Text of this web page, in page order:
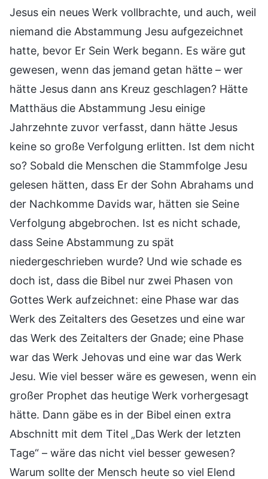
Jesus ein neues Werk vollbrachte, und auch, weil
niemand die Abstammung Jesu aufgezeichnet
hatte, bevor Er Sein Werk begann. Es wäre gut
gewesen, wenn das jemand getan hätte – wer
hätte Jesus dann ans Kreuz geschlagen? Hätte
Matthäus die Abstammung Jesu einige
Jahrzehnte zuvor verfasst, dann hätte Jesus
keine so große Verfolgung erlitten. Ist dem nicht
so? Sobald die Menschen die Stammfolge Jesu
gelesen hätten, dass Er der Sohn Abrahams und
der Nachkomme Davids war, hätten sie Seine
Verfolgung abgebrochen. Ist es nicht schade,
dass Seine Abstammung zu spät
niedergeschrieben wurde? Und wie schade es
doch ist, dass die Bibel nur zwei Phasen von
Gottes Werk aufzeichnet: eine Phase war das
Werk des Zeitalters des Gesetzes und eine war
das Werk des Zeitalters der Gnade; eine Phase
war das Werk Jehovas und eine war das Werk
Jesu. Wie viel besser wäre es gewesen, wenn ein
großer Prophet das heutige Werk vorhergesagt
hätte. Dann gäbe es in der Bibel einen extra
Abschnitt mit dem Titel „Das Werk der letzten
Tage“ – wäre das nicht viel besser gewesen?
Warum sollte der Mensch heute so viel Elend